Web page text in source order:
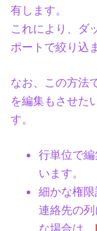
有します。
これにより、ダ
ポートで絞り込
なお、この方法
を編集もさせた
す。
行単位で
います。
細かな権
連絡先の